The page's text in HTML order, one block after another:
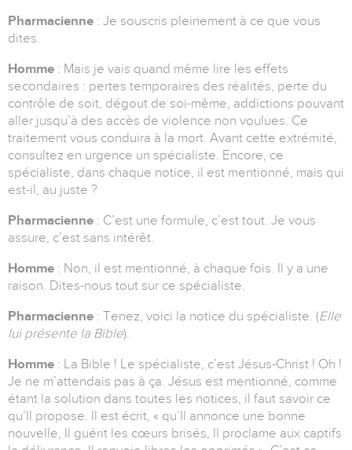
Pharmacienne : Je souscris pleinement à ce que vous
dites.
Homme : Mais je vais quand même lire les effets
secondaires : pertes temporaires des réalités, perte du
contrôle de soit, dégout de soi-même, addictions pouvant
aller jusqu’à des accès de violence non voulues. Ce
traitement vous conduira à la mort. Avant cette extrémité,
consultez en urgence un spécialiste. Encore, ce
spécialiste, dans chaque notice, il est mentionné, mais qui
est-il, au juste ?
Pharmacienne : C’est une formule, c’est tout. Je vous
assure, c’est sans intérêt.
Homme : Non, il est mentionné, à chaque fois. Il y a une
raison. Dites-nous tout sur ce spécialiste.
Pharmacienne : Tenez, voici la notice du spécialiste. (Elle
lui présente la Bible).
Homme : La Bible ! Le spécialiste, c’est Jésus-Christ ! Oh !
Je ne m’attendais pas à ça. Jésus est mentionné, comme
étant la solution dans toutes les notices, il faut savoir ce
qu’Il propose. Il est écrit, « qu’Il annonce une bonne
nouvelle, Il guérit les cœurs brisés, Il proclame aux captifs